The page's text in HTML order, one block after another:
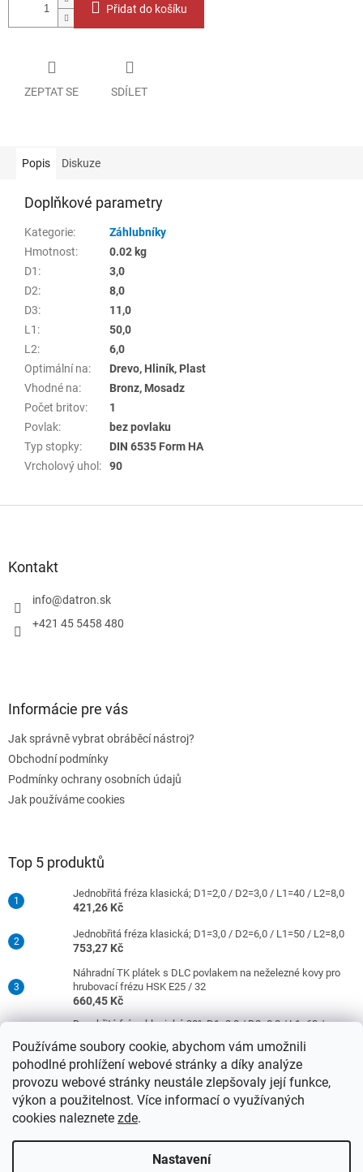
Používáme soubory cookie, abychom vám umožnili
pohodlné prohlížení webové stránky a díky analýze
provozu webové stránky neustále zlepšovaly její funkce,
výkon a použitelnost. Více informací o využívaných
cookies naleznete zde.
Nastavení
Přidat do košíku
ZEPTAT SE SDÍLET
Popis Diskuze
Doplňkové parametry
Kategorie:
Záhlubníky
Hmotnost:
0.02 kg
D1 :
3,0
D2:
8,0
D3:
11,0
L1 :
50,0
L2:
6,0
Optimální na:
Drevo, Hliník, Plast
Vhodné na:
Bronz, Mosadz
Počet britov:
1
Povlak:
bez povlaku
Typ stopky:
DIN 6535 Form HA
Vrcholový uhol : 90
Kontakt
info@datron.sk
+421 45 5458 480
Informácie pre vás
Jak správně vybrat obráběcí nástroj?
Obchodní podmínky
Podmínky ochrany osobních údajů
Jak používáme cookies
Top 5 produktů
Jednobřitá fréza klasická; D1=2,0 / D2=3,0 / L1=40 / L2=8,0
421,26 Kč
Jednobřitá fréza klasická; D1=3,0 / D2=6,0 / L1=50 / L2=8,0
753,27 Kč
Náhradní TK plátek s DLC povlakem na neželezné kovy pro
hrubovací frézu HSK E25 / 32
660,45 Kč
Dvoubřitá fréza klasická 30°; D1=8,0 / D2=8,0 / L1=63 /
977,42 Kč
Jednobřitá fréza klasická; D1=4,0 / D2=6,0 / L1=50 / L2=10,0
753,27 Kč